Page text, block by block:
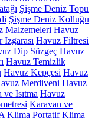
Şişme Deniz Topu
Şişme Deniz Kolluğu
Malzemeleri Havuz
Havuz Filtresi
Dip Süzgeç Havuz
Havuz Temizlik
Havuz Kepçesi Havuz
Merdiveni Havuz
Isıtma Havuz
Karavan ve
Klima Portatif Klima